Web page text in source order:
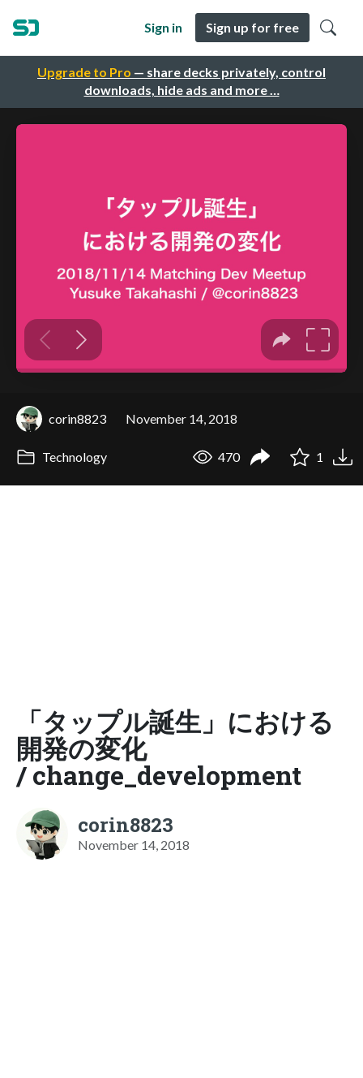
Upgrade to Pro — share decks privately, control
downloads, hide ads and more …
Sign in Sign up for free
corin8823 November 14, 2018
Technology 470 1
「タップル誕生」における
開発の変化
/ change_development
corin8823
November 14, 2018